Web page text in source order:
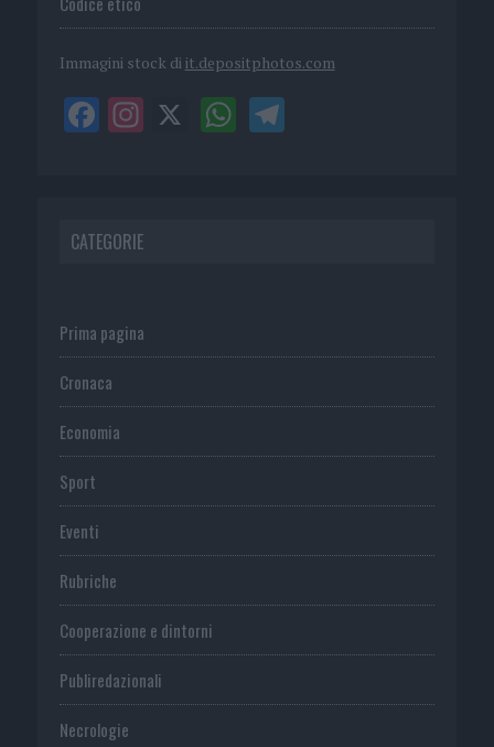
Immagini stock di it.depositphotos.com
CATEGORIE
Prima pagina
Cronaca
Economia
Sport
Eventi
Rubriche
Cooperazione e dintorni
Publiredazionali
Necrologie